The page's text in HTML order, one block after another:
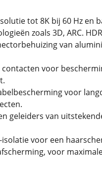
tot 8K bij 60 Hz en
zoals 3D, ARC.
van
voor
voor
geleiders van
voor een
voor